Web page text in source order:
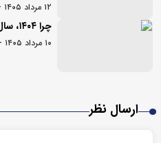
۱۲ مرداد ۱۴۰۵ - ۰۹:۱۷
چرا ۱۴۰۴، سال بحران گردشگری بود؟
۱۰ مرداد ۱۴۰۵ - ۱۰:۲۳
ارسال نظر